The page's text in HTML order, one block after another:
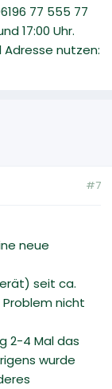
77 555 77
17:00 Uhr.
nutzen:
#7
neue
seit ca.
nicht
2-4 Mal das
wurde